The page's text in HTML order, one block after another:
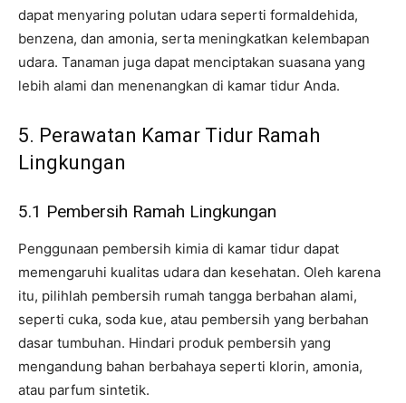
dapat menyaring polutan udara seperti formaldehida,
benzena, dan amonia, serta meningkatkan kelembapan
udara. Tanaman juga dapat menciptakan suasana yang
lebih alami dan menenangkan di kamar tidur Anda.
5. Perawatan Kamar Tidur Ramah
Lingkungan
5.1 Pembersih Ramah Lingkungan
Penggunaan pembersih kimia di kamar tidur dapat
memengaruhi kualitas udara dan kesehatan. Oleh karena
itu, pilihlah pembersih rumah tangga berbahan alami,
seperti cuka, soda kue, atau pembersih yang berbahan
dasar tumbuhan. Hindari produk pembersih yang
mengandung bahan berbahaya seperti klorin, amonia,
atau parfum sintetik.